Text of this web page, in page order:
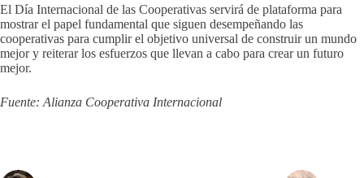
El Día Internacional de las Cooperativas servirá de plataforma para
mostrar el papel fundamental que siguen desempeñando las
cooperativas para cumplir el objetivo universal de construir un mundo
mejor y reiterar los esfuerzos que llevan a cabo para crear un futuro
mejor.
Fuente: Alianza Cooperativa Internacional